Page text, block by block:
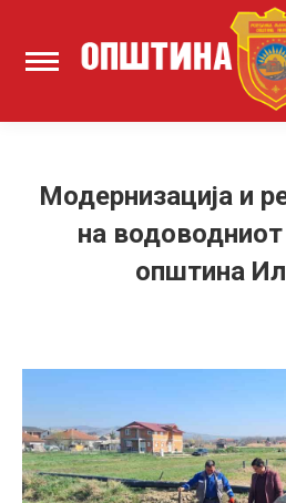
Модернизација и
на
општина